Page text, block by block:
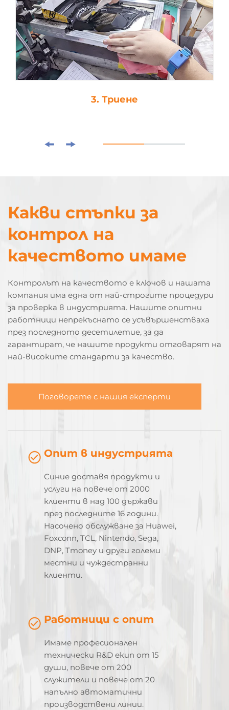
3. Триене
Какви стъпки за
контрол на
качеството имаме
Контролът на качеството е ключов и нашата
компания има една от най-строгите процедури
за проверка в индустрията. Нашите опитни
работници непрекъснато се усъвършенстваха
през последното десетилетие, за да
гарантират, че нашите продукти отговарят на
най-високите стандарти за качество.
Поговорете с нашия експерти
Опит в индустрията
Синие доставя продукти и
услуги на повече от 2000
клиенти в над 100 държави
през последните 16 години.
Насочено обслужване за Huawei,
Foxconn, TCL, Nintendo, Sega,
DNP, Tmoney и други големи
местни и чуждестранни
клиенти.
Работници с опит
Имаме професионален
технически R&D екип от 15
души, повече от 200
служители и повече от 20
напълно автоматични
производствени линии.